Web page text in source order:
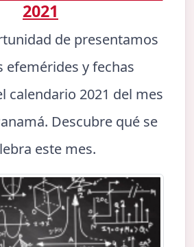
2021
de presentamos
efemérides y fechas
calendario 2021 del mes
Descubre qué se
este mes.